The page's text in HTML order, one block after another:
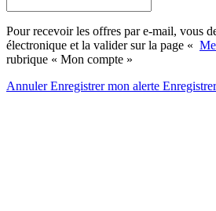
Pour recevoir les offres par e-mail, vous
électronique et la valider sur la page «
rubrique « Mon compte »
AnnulerEnregistrer mon alerte Enregistrer